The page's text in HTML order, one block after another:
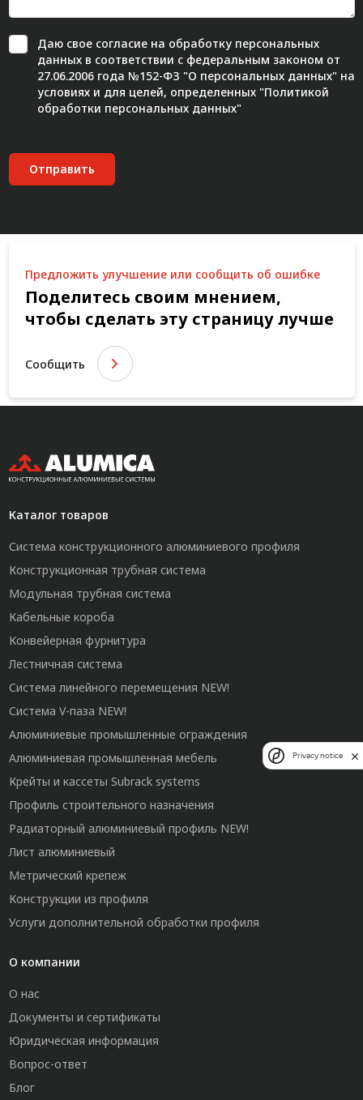
Даю свое согласиена обработку персональных
данных в соответствии с федеральным законом от
27.06.2006 года №152-ФЗ "О персональных данных" на
условиях и для целей, определенных "Политикой
обработки персональных данных"
Отправить
Предложить улучшение или сообщить об ошибке
Поделитесь своим мнением,
чтобы сделать эту страницу лучше
Сообщить
Каталог товаров
Система конструкционного алюминиевого профиля
Конструкционная трубная система
Модульная трубная система
Кабельные короба
Конвейерная фурнитура
Лестничная система
Система линейного перемещения NEW!
Система V-паза NEW!
Алюминиевые промышленные ограждения
Алюминиевая промышленная мебель
Крейты и кассеты Subrack systems
Профиль строительного назначения
Радиаторный алюминиевый профиль NEW!
Лист алюминиевый
Метрический крепеж
Конструкции из профиля
Услуги дополнительной обработки профиля
О компании
О нас
Документы и сертификаты
Юридическая информация
Вопрос-ответ
Блог
Privacy notice